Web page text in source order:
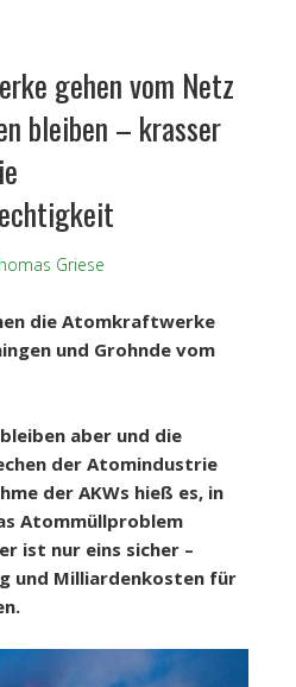
gehen vom Netz
bleiben – krasser
Griese
die Atomkraftwerke
und Grohnde vom
aber und die
der Atomindustrie
der AKWs hieß es, in
Atommüllproblem
ist nur eins sicher –
und Milliardenkosten für